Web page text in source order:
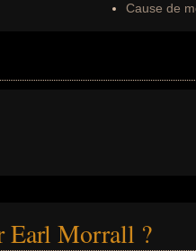
Cause de
Earl Morrall ?